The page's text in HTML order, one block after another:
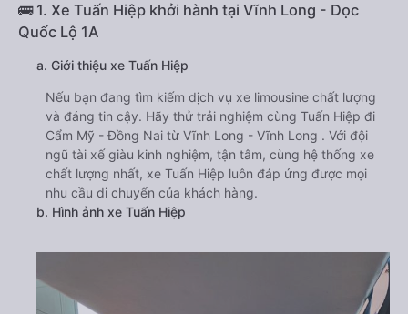
🚌 1. Xe Tuấn Hiệp khởi hành tại Vĩnh Long - Dọc
Quốc Lộ 1A
a. Giới thiệu xe Tuấn Hiệp
Nếu bạn đang tìm kiếm dịch vụ xe limousine chất lượng
và đáng tin cậy. Hãy thử trải nghiệm cùng Tuấn Hiệp đi
Cẩm Mỹ - Đồng Nai từ Vĩnh Long - Vĩnh Long . Với đội
ngũ tài xế giàu kinh nghiệm, tận tâm, cùng hệ thống xe
chất lượng nhất, xe Tuấn Hiệp luôn đáp ứng được mọi
nhu cầu di chuyển của khách hàng.
b. Hình ảnh xe Tuấn Hiệp